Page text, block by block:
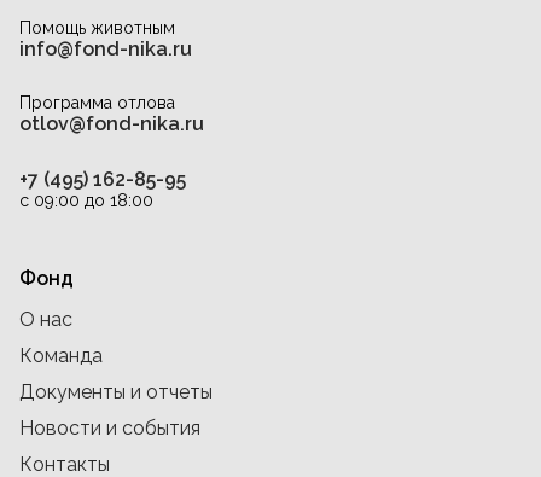
Помощь животным
info@fond-nika.ru
Программа отлова
otlov@fond-nika.ru
+7 (495) 162-85-95
с 09:00 до 18:00
Фонд
О нас
Команда
Документы и отчеты
Новости и события
Контакты